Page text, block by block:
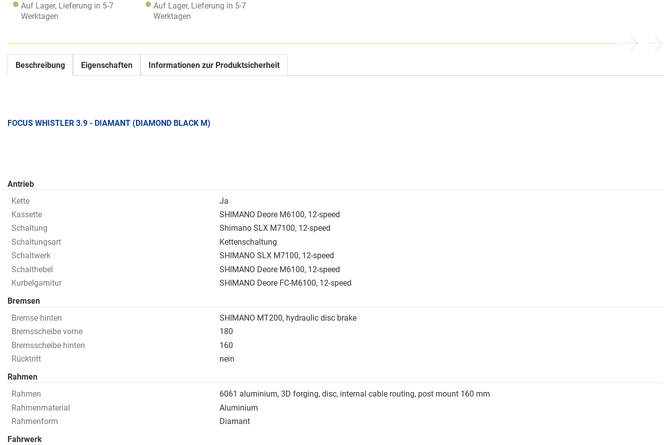
Auf Lager, Lieferung in 5-7
Werktagen
Auf Lager, Lieferung in 5-7
Werktagen
Beschreibung Eigenschaften Informationen zur Produktsicherheit
FOCUS WHISTLER 3.9 - DIAMANT (DIAMOND BLACK M)
Antrieb
Kette
Ja
Kassette
SHIMANO Deore M6100, 12-speed
Schaltung
Shimano SLX M7100, 12-speed
Schaltungsart
Kettenschaltung
Schaltwerk
SHIMANO SLX M7100, 12-speed
Schalthebel
SHIMANO Deore M6100, 12-speed
Kurbelgarnitur
SHIMANO Deore FC-M6100, 12-speed
Bremsen
Bremse hinten
SHIMANO MT200, hydraulic disc brake
Bremsscheibe vorne
180
Bremsscheibe hinten
160
Rücktritt
nein
Rahmen
Rahmen
6061 aluminium, 3D forging, disc, internal cable routing, post mount 160 mm
Rahmenmaterial
Aluminium
Rahmenform
Diamant
Fahrwerk